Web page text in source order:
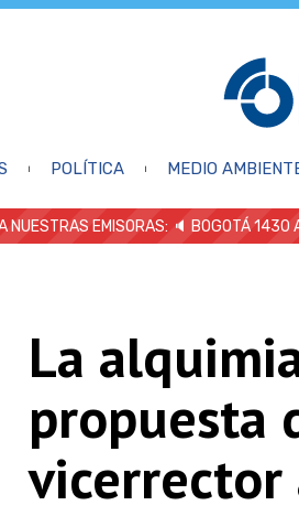
POLÍTICA MEDIO
NUESTRAS EMISORAS: 🔈 BOGOTÁ 1430
La
propuesta
vicerrector